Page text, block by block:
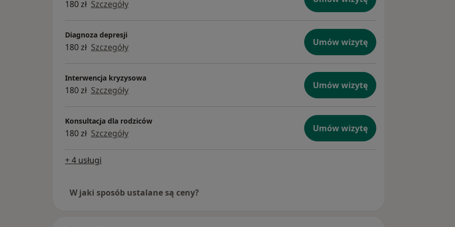
W gabinecie staram się stworzyć bezpieczną przestrzeń – bez oceniania i
pośpiechu. Pomagam w nazwaniu emocji, odnalezieniu wewnętrznych
zasobów oraz odzyskaniu wpływu na własne życie. Wspólnie
identyfikujemy źródło problemu i znajdujemy sposoby jego rozwiązania,
Pomoc specjalisty jest bardzo potrzebna wtedy, kiedy cierpienie przejmuje
kontrolę nad życiem: kiedy pojawia się silny lęk, bezsenność, napady
paniki, poczucie odcięcia, natrętne wspomnienia, problemy w relacjach,
uzależnienia, zachowania autodestrukcyjne albo wrażenie, że „już nie daję
rady”. W takich sytuacjach warto szukać pomocy.
Ale chciałabym powiedzieć coś, o czym mówi się rzadziej: czasami
wystarczy kilka spotkań ze specjalistą, a czasami nawet jedna konsultacja,
żeby zobaczyć, że nie jesteśmy „do terapii”, że mamy dużo zasobów i że
wokół nas są ludzie, którzy naprawdę nas wspierają. Dobra konsultacja nie
uporządkować to, co się dzieje, odróżnić realny problem od lęku, zobaczyć
180 zł Szczegóły
Diagnoza depresji
180 zł Szczegóły Umów wizytę
Interwencja kryzysowa
180 zł Szczegóły Umów wizytę
Konsultacja dla rodziców
180 zł Szczegóły Umów wizytę
+ 4 usługi
W jaki sposób ustalane są ceny?